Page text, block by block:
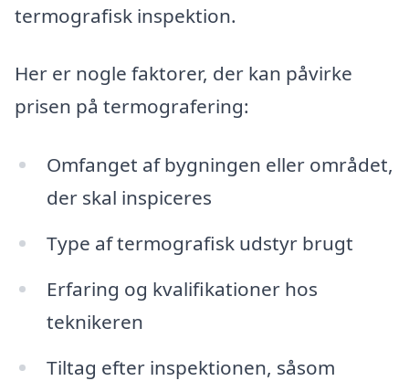
termografisk inspektion.
Her er nogle faktorer, der kan påvirke
prisen på termografering:
Omfanget af bygningen eller området,
der skal inspiceres
Type af termografisk udstyr brugt
Erfaring og kvalifikationer hos
teknikeren
Tiltag efter inspektionen, såsom